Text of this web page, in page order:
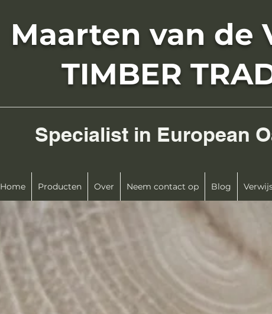
Maarten van de
TIMBER
Specialist in European
Home Producten Over Neem contact op Blog